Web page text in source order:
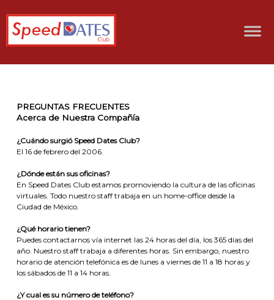
PREGUNTAS FRECUENTES
Acerca de Nuestra Compañía
¿Cuándo surgió Speed Dates Club?
El 16 de febrero del 2006.
¿Dónde están sus oficinas?
En Speed Dates Club estamos promoviendo la cultura de las oficinas
virtuales. Todo nuestro staff trabaja en un home-office desde la
Ciudad de México.
¿Qué horario tienen?
Puedes contactarnos vía internet las 24 horas del día, los 365 días del
año. Nuestro staff trabaja a diferentes horas. Sin embargo, nuestro
horario de atención telefónica es de lunes a viernes de 11 a 18 horas y
los sábados de 11 a 14 horas.
¿Y cual es su número de teléfono?